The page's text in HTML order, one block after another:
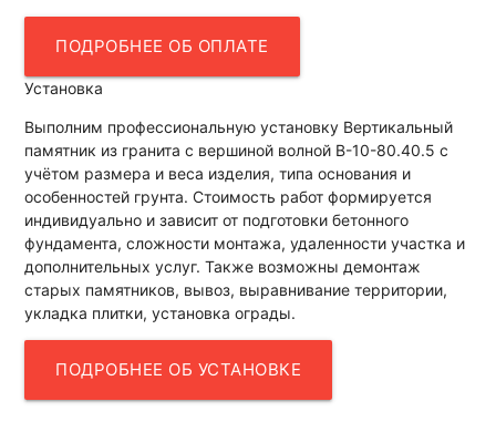
ПОДРОБНЕЕ ОБ ОПЛАТЕ
Установка
Выполним профессиональную установку Вертикальный
памятник из гранита с вершиной волной В-10-80.40.5 с
учётом размера и веса изделия, типа основания и
особенностей грунта. Стоимость работ формируется
индивидуально и зависит от подготовки бетонного
фундамента, сложности монтажа, удаленности участка и
дополнительных услуг. Также возможны демонтаж
старых памятников, вывоз, выравнивание территории,
укладка плитки, установка ограды.
ПОДРОБНЕЕ ОБ УСТАНОВКЕ